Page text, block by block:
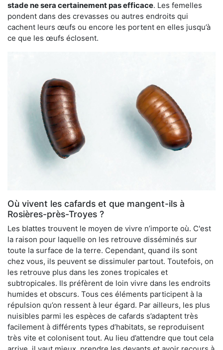
stade ne sera certainement pas efficace. Les femelles
pondent dans des crevasses ou autres endroits qui
cachent leurs œufs ou encore les portent en elles jusqu’à
ce que les œufs éclosent.
Où vivent les cafards et que mangent-ils à
Rosières-près-Troyes ?
Les blattes trouvent le moyen de vivre n’importe où. C'est
la raison pour laquelle on les retrouve disséminés sur
toute la surface de la terre. Cependant, quand ils sont
chez vous, ils peuvent se dissimuler partout. Toutefois, on
les retrouve plus dans les zones tropicales et
subtropicales. Ils préfèrent de loin vivre dans les endroits
humides et obscurs. Tous ces éléments participent à la
répulsion qu’on ressent à leur égard. Par ailleurs, les plus
nuisibles parmi les espèces de cafards s’adaptent très
facilement à différents types d’habitats, se reproduisent
très vite et colonisent tout. Au lieu d’attendre que tout cela